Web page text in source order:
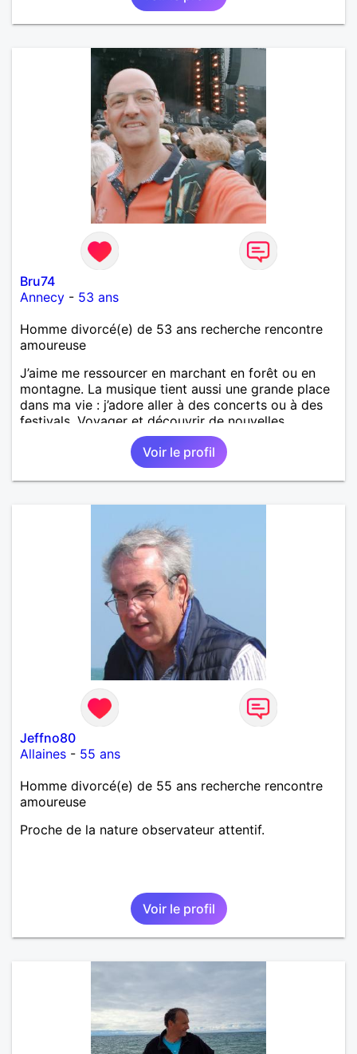
honnête et bienveillante, avec qui partager des
moments de complicité, de rire et de confiance. Je
une belle amitié et qu'il n'est jamais trop tard pour
écrire une nouvelle histoire. Si vous aimez les
échanges sincères, les valeurs de respect et de
simplicité, nous pourrions faire connaissance autour
d'un café suivi d'une balade, sans précipitation et
laisser le temps faire le reste. Au plaisir de vous lire.
Bru74
Annecy - 53 ans
Homme divorcé(e) de 53 ans recherche rencontre
amoureuse
J’aime me ressourcer en marchant en forêt ou en
montagne. La musique tient aussi une grande place
dans ma vie : j’adore aller à des concerts ou à des
festivals. Voyager et découvrir de nouvelles
cultures, c’est ce qui m’inspire le plus. J’aimerais
rencontrer quelqu’un avec qui partager ces
moments simples et sincères.
Voir le profil
Jeffno80
Allaines - 55 ans
Homme divorcé(e) de 55 ans recherche rencontre
amoureuse
Proche de la nature observateur attentif.
Voir le profil